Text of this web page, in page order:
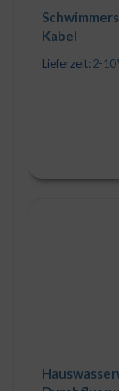
Kabel
Lieferzeit: 2-10